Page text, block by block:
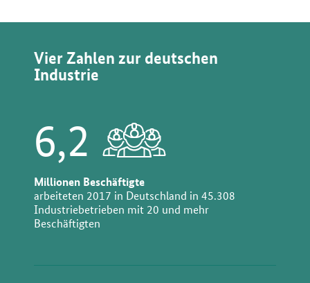
Vier Zahlen zur deutschen
Industrie
6,2
Millionen Beschäftigte
arbeiteten 2017 in Deutschland in 45.308
Industriebetrieben mit 20 und mehr
Beschäftigten